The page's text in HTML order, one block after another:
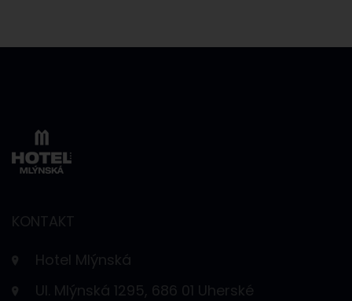
KONTAKT
Hotel Mlýnská
Ul. Mlýnská 1295, 686 01 Uherské